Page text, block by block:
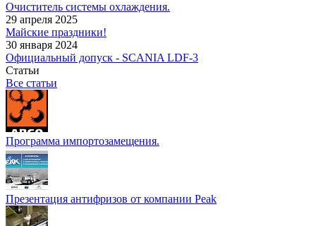
Очиститель системы охлаждения.
29 апреля 2025
Майские праздники!
30 января 2024
Официальный допуск - SCANIA LDF-3
Статьи
Все статьи
Программа импортозамещения.
Презентация антифризов от компании Peak